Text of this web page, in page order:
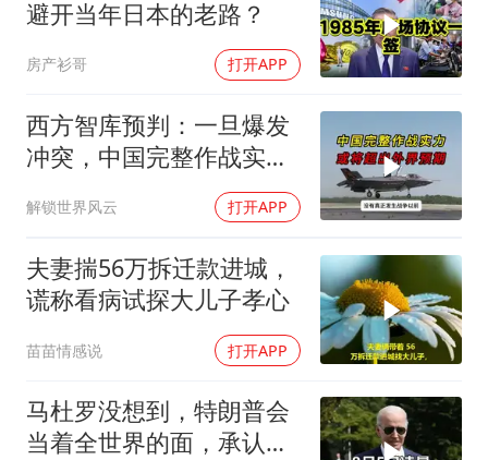
避开当年日本的老路？
房产衫哥 打开APP
西方智库预判：一旦爆发
冲突，中国完整作战实力
解锁世界风云 打开APP
夫妻揣56万拆迁款进城，
谎称看病试探大儿子孝心
苗苗情感说 打开APP
马杜罗没想到，特朗普会
当着全世界的面，承认一